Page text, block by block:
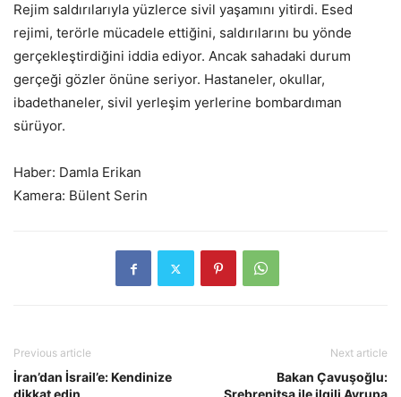
Rejim saldırılarıyla yüzlerce sivil yaşamını yitirdi. Esed
rejimi, terörle mücadele ettiğini, saldırılarını bu yönde
gerçekleştirdiğini iddia ediyor. Ancak sahadaki durum
gerçeği gözler önüne seriyor. Hastaneler, okullar,
ibadethaneler, sivil yerleşim yerlerine bombardıman
sürüyor.
Haber: Damla Erikan
Kamera: Bülent Serin
Previous article
İran’dan İsrail’e: Kendinize
Next article
Bakan Çavuşoğlu: